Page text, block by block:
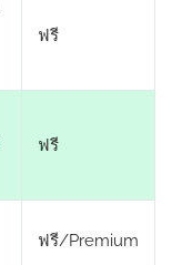
ฟรี
ฟรี
ฟรี/Premium